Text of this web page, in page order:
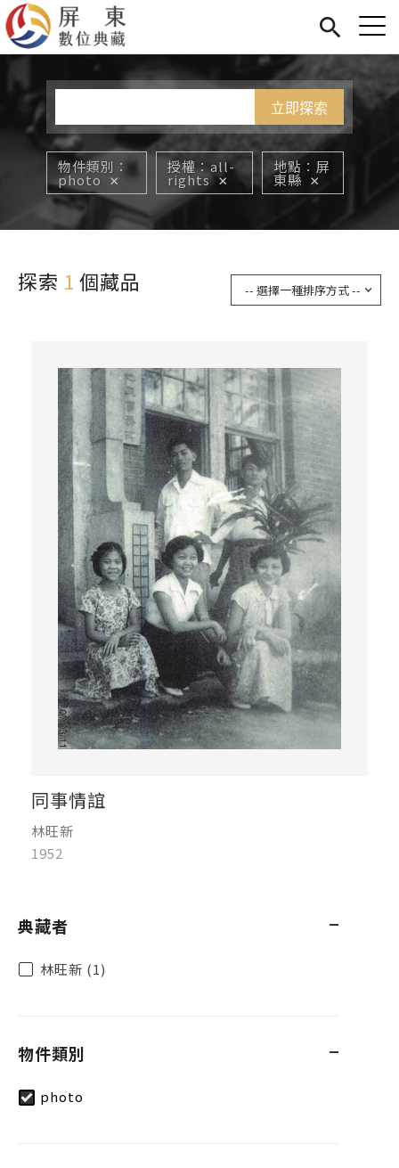
展覽
關於我們
Jump to Main content
您在這裡
物件類別
photo
授權 all-
rights
地點 屏
東縣
探索 1 個藏品
同事情誼
林旺新
1952
典藏者
林旺新 (1)
物件類別
photo